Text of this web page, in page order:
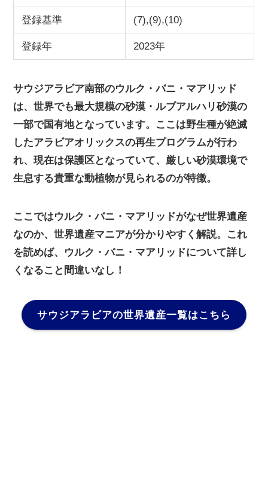
登録基準 (7),(9),(10)
登録年 2023年
サウジアラビア南部のウルク・バニ・マアリッド
は、世界でも最大規模の砂漠・ルブアルハリ砂漠の
一部で国有地となっています。ここは野生種が絶滅
したアラビアオリックスの再生プログラムが行わ
れ、現在は保護区となっていて、厳しい砂漠環境で
生息する貴重な動植物が見られるのが特徴。
ここではウルク・バニ・マアリッドがなぜ世界遺産
なのか、世界遺産マニアが分かりやすく解説。これ
を読めば、ウルク・バニ・マアリッドについて詳し
くなること間違いなし！
サウジアラビアの世界遺産一覧はこちら